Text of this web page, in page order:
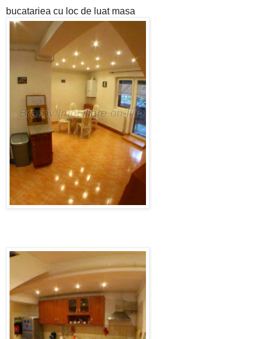
bucatariea cu loc de luat masa